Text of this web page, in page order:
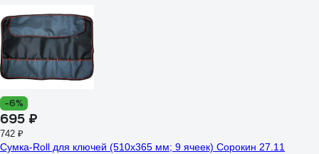
-6%
695 ₽
742 ₽
Сумка-Roll для ключей (510х365 мм; 9 ячеек) Сорокин 27.11